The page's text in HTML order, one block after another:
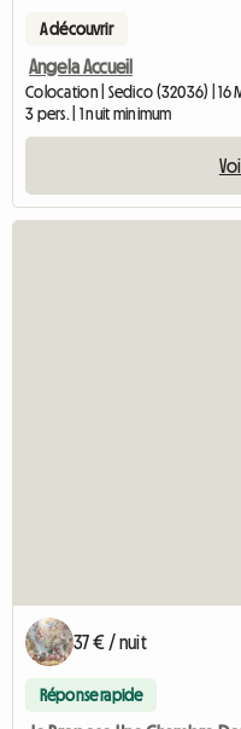
A découvrir
Angela Accueil
Colocation | Sedico (32036) | 16
3 pers. | 1 nuit minimum
37 € / nuit
Réponse rapide